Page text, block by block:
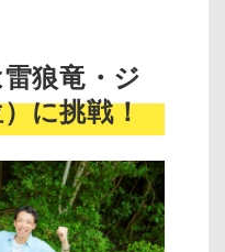
狼竜・ジ
に挑戦！